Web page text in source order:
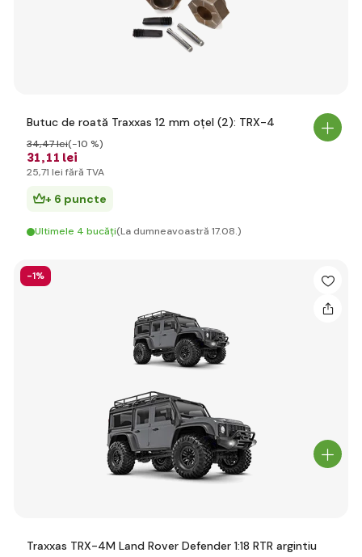
Butuc de roată Traxxas 12 mm oțel (2): TRX-4
31,11 lei
34,47 lei(-10 %)
25,71 lei fără TVA
+ 6 puncte
Ultimele 4 bucăți(La dumneavoastră 17.08.)
-1%
Traxxas TRX-4M Land Rover Defender 1:18 RTR argintiu